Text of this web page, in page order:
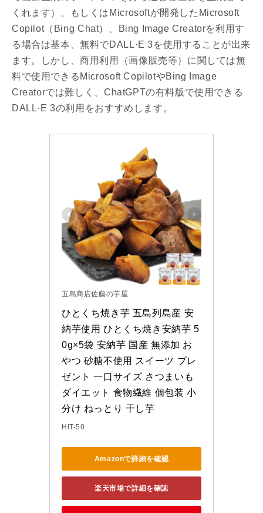
くれます）。もしくはMicrosoftが開発したMicrosoft
Copilot（Bing Chat）、Bing Image Creatorを利用す
る場合は基本、無料でDALL·E 3を使用することが出来
ます。しかし、商用利用（画像販売等）に関しては無
料で使用できるMicrosoft CopilotやBing Image
Creatorでは難しく、ChatGPTの有料版で使用できる
DALL·E 3の利用をおすすめします。
五島商店佐藤の芋屋
ひとくち焼き芋 五島列島産 安
納芋使用 ひとくち焼き安納芋 5
0g×5袋 安納芋 国産 無添加 お
やつ 砂糖不使用 スイーツ プレ
ゼント 一口サイズ さつまいも
ダイエット 食物繊維 個包装 小
分け ねっとり 干し芋
HIT-50
Amazonで詳細を確認
楽天市場で詳細を確認